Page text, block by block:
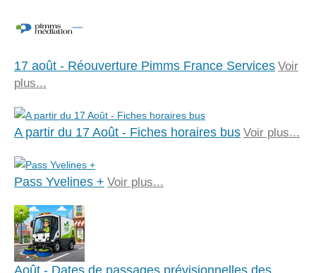
17 août - Réouverture Pimms France Services Voir
plus...
A partir du 17 Août - Fiches horaires bus Voir plus...
Pass Yvelines + Voir plus...